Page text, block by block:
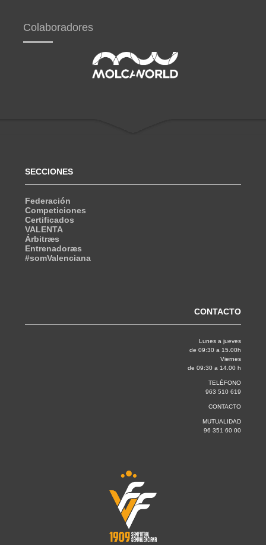
Colaboradores
SECCIONES
Federación
Competiciones
Certificados
VALENTA
Árbitræs
Entrenadoræs
#somValenciana
CONTACTO
Lunes a jueves
de 09:30 a 15.00h
Viernes
de 09:30 a 14.00 h
TELÉFONO
963 510 619
CONTACTO
MUTUALIDAD
96 351 60 00